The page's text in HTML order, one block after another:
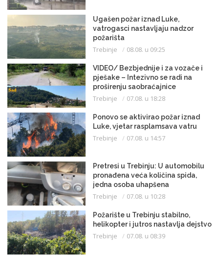
Ugašen požar iznad Luke,
vatrogasci nastavljaju nadzor
požarišta
Trebinje 08.08. u 09:25
VIDEO/ Bezbjednije i za vozače i
pješake – Intezivno se radi na
proširenju saobraćajnice
Trebinje 07.08. u 18:28
Ponovo se aktivirao požar iznad
Luke, vjetar rasplamsava vatru
Trebinje 07.08. u 14:57
Pretresi u Trebinju: U automobilu
pronađena veća količina spida,
jedna osoba uhapšena
Trebinje 07.08. u 10:28
Požarište u Trebinju stabilno,
helikopter i jutros nastavlja dejstvo
Trebinje 07.08. u 08:39